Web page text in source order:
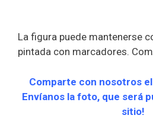
La figura puede mantenerse
pintada con marcadores.
Comparte con nosotros
Envíanos la foto, que será
sitio!